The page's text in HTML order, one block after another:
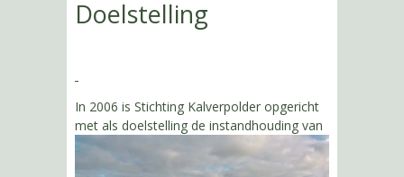
Doelstelling
In 2006 is Stichting Kalverpolder opgericht
met als doelstelling de instandhouding van